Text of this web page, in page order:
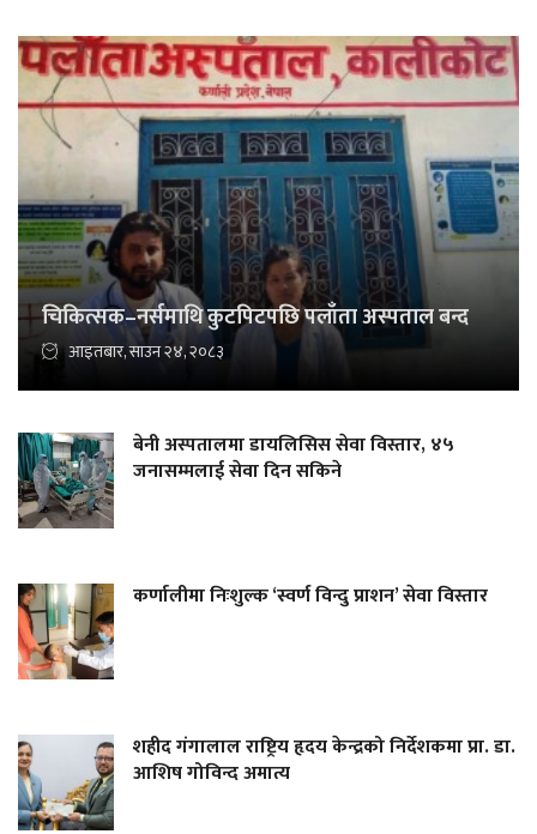
चिकित्सक–नर्समाथि कुटपिटपछि पलाँता अस्पताल बन्द
आइतबार, साउन २४, २०८३
बेनी अस्पतालमा डायलिसिस सेवा विस्तार, ४५
जनासम्मलाई सेवा दिन सकिने
कर्णालीमा निःशुल्क ‘स्वर्ण विन्दु प्राशन’ सेवा विस्तार
शहीद गंगालाल राष्ट्रिय हृदय केन्द्रको निर्देशकमा प्रा. डा.
आशिष गोविन्द अमात्य